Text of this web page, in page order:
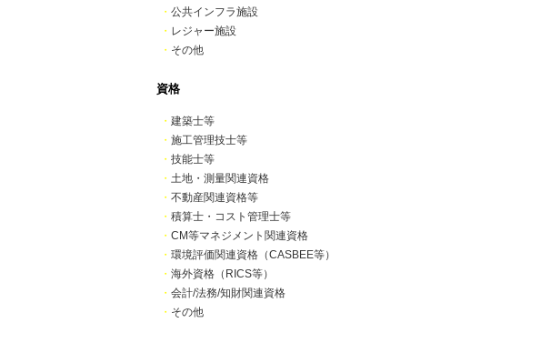
・ 公共インフラ施設
・ レジャー施設
・ その他
資格
・ 建築士等
・ 施工管理技士等
・ 技能士等
・ 土地・測量関連資格
・ 不動産関連資格等
・ 積算士・コスト管理士等
・ CM等マネジメント関連資格
・ 環境評価関連資格（CASBEE等）
・ 海外資格（RICS等）
・ 会計/法務/知財関連資格
・ その他